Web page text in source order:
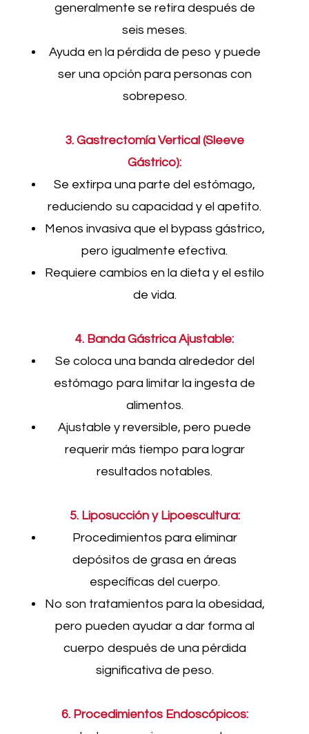
generalmente se retira después de
seis meses.
Ayuda en la pérdida de peso y puede
ser una opción para personas con
sobrepeso.
3. Gastrectomía Vertical (Sleeve
Gástrico):
Se extirpa una parte del estómago,
reduciendo su capacidad y el apetito.
Menos invasiva que el bypass gástrico,
pero igualmente efectiva.
Requiere cambios en la dieta y el estilo
de vida.
4. Banda Gástrica Ajustable:
Se coloca una banda alrededor del
estómago para limitar la ingesta de
alimentos.
Ajustable y reversible, pero puede
requerir más tiempo para lograr
resultados notables.
5. Liposucción y Lipoescultura:
Procedimientos para eliminar
depósitos de grasa en áreas
específicas del cuerpo.
No son tratamientos para la obesidad,
pero pueden ayudar a dar forma al
cuerpo después de una pérdida
significativa de peso.
6. Procedimientos Endoscópicos: